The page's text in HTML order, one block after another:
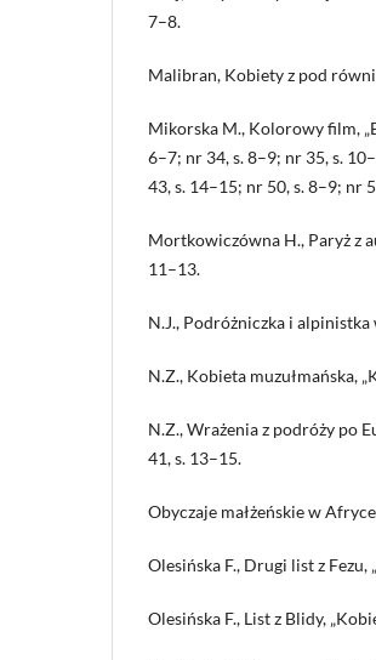
7–8.
Malibran, Kobiety z pod
Mikorska M., Kolorowy film,
6–7; nr 34, s. 8–9; nr 35, s.
43, s. 14–15; nr 50, s. 8–9; nr
Mortkowiczówna H., Paryż z
11–13.
N.J., Podróżniczka i alpinistka
N.Z., Kobieta muzułmańska,
N.Z., Wrażenia z podróży po
41, s. 13–15.
Obyczaje małżeńskie w
Olesińska F., Drugi list z Fezu,
Olesińska F., List z Blidy,